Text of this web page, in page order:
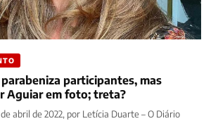
participantes, mas
Aguiar em foto; treta?
de abril de 2022, por Letícia Duarte – O Diário